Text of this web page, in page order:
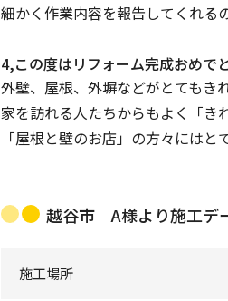
細かく作業内容を報告してくれる
4,この度はリフォーム完成おめ
外壁、屋根、外塀などがとてもき
家を訪れる人たちからもよく「き
「屋根と壁のお店」の方々にはと
越谷市 A様より施工デ
施工場所